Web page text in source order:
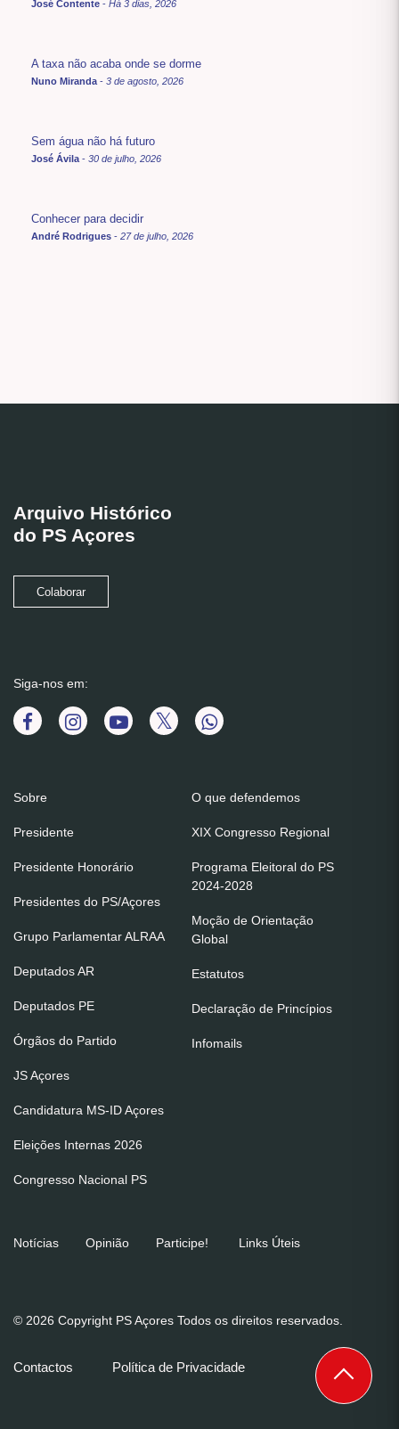
José Contente - Há 3 dias, 2026
A taxa não acaba onde se dorme
Nuno Miranda - 3 de agosto, 2026
Sem água não há futuro
José Ávila - 30 de julho, 2026
Conhecer para decidir
André Rodrigues - 27 de julho, 2026
Arquivo Histórico
do PS Açores
Colaborar
Siga-nos em:
Sobre
Presidente
Presidente Honorário
Presidentes do PS/Açores
Grupo Parlamentar ALRAA
Deputados AR
Deputados PE
Órgãos do Partido
JS Açores
Candidatura MS-ID Açores
Eleições Internas 2026
Congresso Nacional PS
O que defendemos
XIX Congresso Regional
Programa Eleitoral do PS
2024-2028
Moção de Orientação
Global
Estatutos
Declaração de Princípios
Infomails
Notícias Opinião Participe! Links Úteis
© 2026 Copyright PS Açores Todos os direitos reservados.
Contactos Política de Privacidade